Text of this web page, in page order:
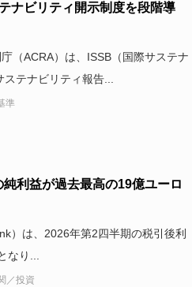
ナビリティ開示制度を段階導
（ACRA）は、ISSB（国際サステナ
ステナビリティ報告...
準
利益が過去最高の19億ユーロ
）は、2026年第2四半期の税引後利
り...
／投資